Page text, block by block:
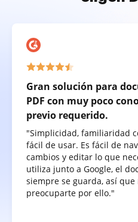
Gran solución para
PDF con muy poco
previo requerido.
"Simplicidad, familiaridad
fácil de usar. Es fácil de
cambios y editar lo que
utiliza junto a Google, el
siempre se guarda, así
preocuparte por ello."